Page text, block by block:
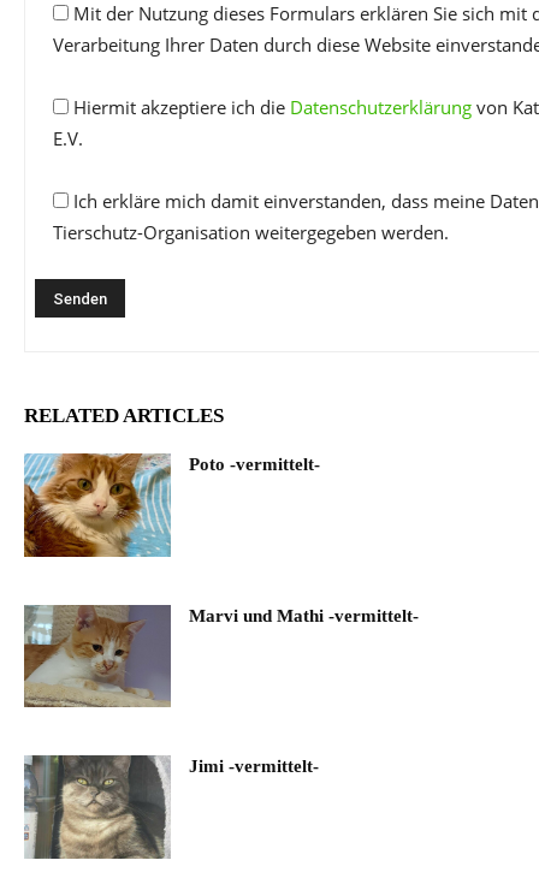
Mit der Nutzung dieses Formulars erklären Sie sich mit
Verarbeitung Ihrer Daten durch diese Website
Hiermit akzeptiere ich die Datenschutzerklärung von
E.V.
Ich erkläre mich damit einverstanden, dass meine
Tierschutz-Organisation weitergegeben werden.
RELATED ARTICLES
Poto -vermittelt-
Marvi und Mathi -vermittelt-
Jimi -vermittelt-